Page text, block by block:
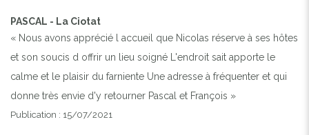
PASCAL - La Ciotat
« Nous avons apprécié l accueil que Nicolas réserve à ses hôtes
et son soucis d offrir un lieu soigné L'endroit sait apporte le
calme et le plaisir du farniente Une adresse à fréquenter et qui
donne très envie d'y retourner Pascal et François »
Publication : 15/07/2021